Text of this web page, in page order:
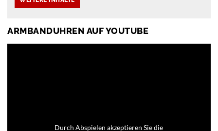
ARMBANDUHREN AUF YOUTUBE
Durch Abspielen akzeptieren Sie die